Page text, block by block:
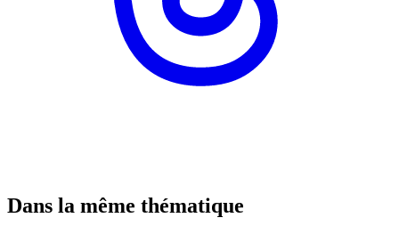
Dans la même thématique